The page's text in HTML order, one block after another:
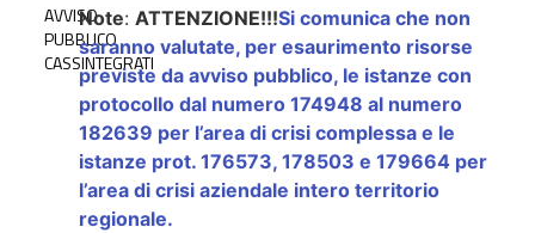
AVVISO
PUBBLICO
CASSINTEGRATI
Note:ATTENZIONE!!!Si comunica che non
saranno valutate, per esaurimento risorse
previste da avviso pubblico, le istanze con
protocollo dal numero 174948 al numero
182639 per l’area di crisi complessa e le
istanze prot. 176573, 178503 e 179664 per
l’area di crisi aziendale intero territorio
regionale.